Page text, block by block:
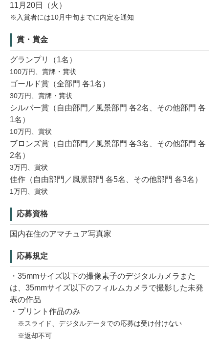
11月20日（火）
※入賞者には10月中旬までに内定を通知
賞・賞金
グランプリ（1名）
100万円、賞牌・賞状
ゴールド賞（全部門 各1名）
30万円、賞牌・賞状
シルバー賞（自由部門／風景部門 各2名、その他部門 各
1名）
10万円、賞状
ブロンズ賞（自由部門／風景部門 各3名、その他部門 各
2名）
3万円、賞状
佳作（自由部門／風景部門 各5名、その他部門 各3名）
1万円、賞状
応募資格
国内在住のアマチュア写真家
応募規定
・35mmサイズ以下の撮像素子のデジタルカメラまた
は、35mmサイズ以下のフィルムカメラで撮影した未発
表の作品
・プリント作品のみ
※スライド、デジタルデータでの応募は受け付けない
※返却不可